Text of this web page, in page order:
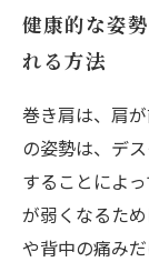
健康的な姿
れる方法
巻き肩は、肩
の姿勢は、デ
することによ
が弱くなるた
や背中の痛み